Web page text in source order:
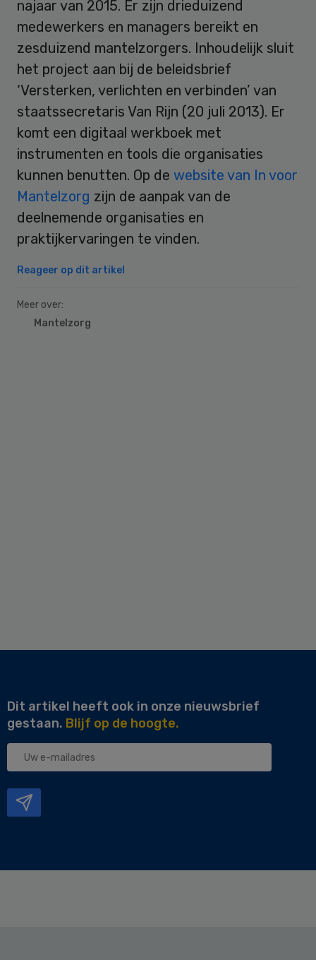
najaar van 2015. Er zijn drieduizend
medewerkers en managers bereikt en
zesduizend mantelzorgers. Inhoudelijk sluit
het project aan bij de beleidsbrief
‘Versterken, verlichten en verbinden’ van
staatssecretaris Van Rijn (20 juli 2013). Er
komt een digitaal werkboek met
instrumenten en tools die organisaties
kunnen benutten. Op de website van In voor
Mantelzorg zijn de aanpak van de
deelnemende organisaties en
praktijkervaringen te vinden.
Reageer op dit artikel
Meer over:
Mantelzorg
Dit artikel heeft ook in onze nieuwsbrief
gestaan. Blijf op de hoogte.
Uw